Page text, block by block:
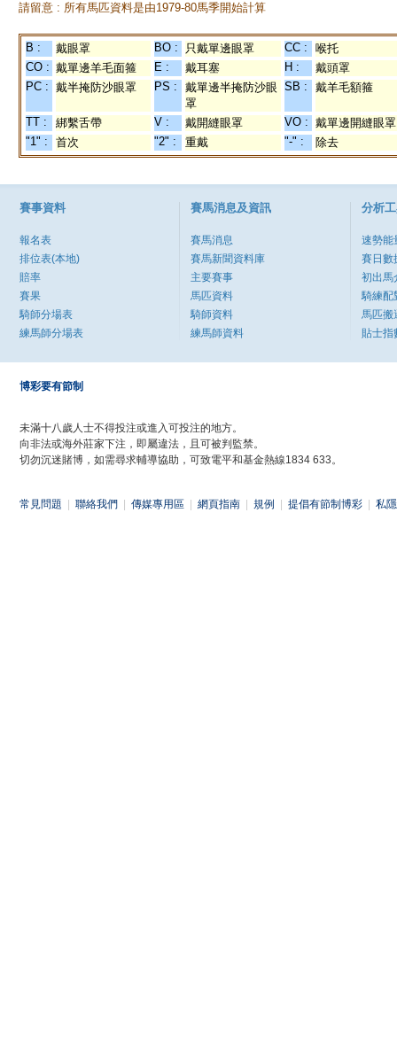
請留意 : 所有馬匹資料是由1979-80馬季開始計算
B : 戴眼罩 BO : 只戴單邊眼罩 CC :
喉托
CO : 戴單邊羊毛面箍 E : 戴耳塞 H :
戴頭罩
PC : 戴半掩防沙眼罩 PS :
戴單邊半掩防沙眼
罩
SB : 戴羊毛額箍
TT : 綁繫舌帶 V : 戴開縫眼罩 VO : 戴單邊開縫眼罩
"1" :
首次 "2" : 重戴 "-" : 除去
賽事資料
報名表
排位表(本地)
賠率
賽果
騎師分場表
練馬師分場表
賽馬消息及資訊
賽馬消息
賽馬新聞資料庫
主要賽事
馬匹資料
騎師資料
練馬師資料
分析
速勢能
賽日數
初出馬
騎練配
馬匹搬
貼士指
博彩要有節制
未滿十八歲人士不得投注或進入可投注的地方。
向非法或海外莊家下注，即屬違法，且可被判監禁。
切勿沉迷賭博，如需尋求輔導協助，可致電平和基金熱線1834 633。
常見問題 聯絡我們 傳媒專用區 網頁指南 規例 提倡有節制博彩 私